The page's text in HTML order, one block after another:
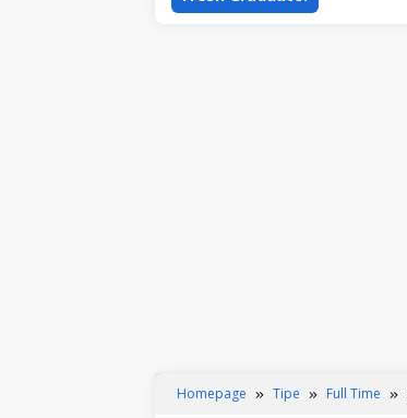
Homepage Tipe Full Time